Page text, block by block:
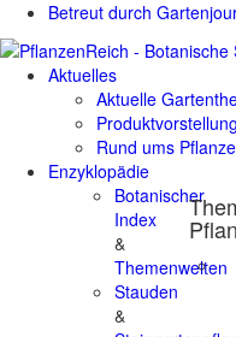
Betreut durch
Aktuelles
Aktuelle
Rund ums
Enzyklopädie
Botanischer
Index
&
Themenwelten
Stauden
&